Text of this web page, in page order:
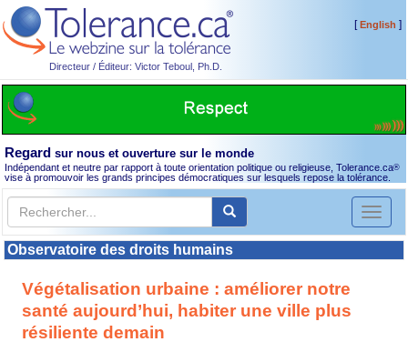
Directeur / Éditeur: Victor Teboul, Ph.D.
[English ]
Regard sur nous et ouverture sur le monde
Indépendant et neutre par rapport à toute orientation politique ou religieuse, Tolerance.ca®
vise à promouvoir les grands principes démocratiques sur lesquels repose la tolérance.
Toggle
Observatoire des droits humains
Végétalisation urbaine : améliorer notre
santé aujourd’hui, habiter une ville plus
résiliente demain